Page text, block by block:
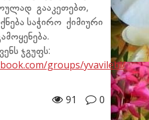
გააკეთებთ,
საჭირო ქიმიური
ჯგუფს:
groups/yvavilebi/
0
91